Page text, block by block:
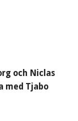
och Niclas
med Tjabo